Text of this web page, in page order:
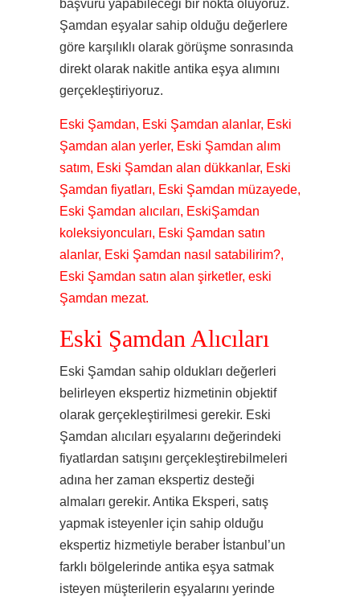
başvuru yapabileceği bir nokta oluyoruz.
Şamdan eşyalar sahip olduğu değerlere
göre karşılıklı olarak görüşme sonrasında
direkt olarak nakitle antika eşya alımını
gerçekleştiriyoruz.
Eski Şamdan, Eski Şamdan alanlar, Eski
Şamdan alan yerler, Eski Şamdan alım
satım, Eski Şamdan alan dükkanlar, Eski
Şamdan fiyatları, Eski Şamdan müzayede,
Eski Şamdan alıcıları, EskiŞamdan
koleksiyoncuları, Eski Şamdan satın
alanlar, Eski Şamdan nasıl satabilirim?,
Eski Şamdan satın alan şirketler, eski
Şamdan mezat.
Eski Şamdan Alıcıları
Eski Şamdan sahip oldukları değerleri
belirleyen ekspertiz hizmetinin objektif
olarak gerçekleştirilmesi gerekir. Eski
Şamdan alıcıları eşyalarını değerindeki
fiyatlardan satışını gerçekleştirebilmeleri
adına her zaman ekspertiz desteği
almaları gerekir. Antika Eksperi, satış
yapmak isteyenler için sahip olduğu
ekspertiz hizmetiyle beraber İstanbul’un
farklı bölgelerinde antika eşya satmak
isteyen müşterilerin eşyalarını yerinde